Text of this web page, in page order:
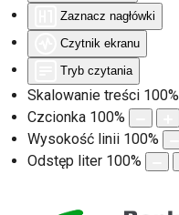
Zaznacz nagłówki
Czytnik ekranu
Tryb czytania
Skalowanie treści 100%
Czcionka 100%
Wysokość linii 100%
Odstęp liter 100%